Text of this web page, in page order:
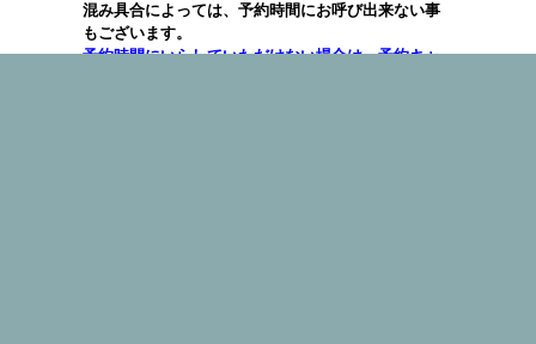
混み具合によっては、予約時間にお呼び出来ない事
もございます。
予約時間にいらしていただけない場合は、予約キャ